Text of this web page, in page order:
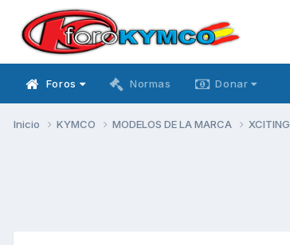
Foros Normas Donar
Inicio KYMCO MODELOS DE LA MARCA XCITING